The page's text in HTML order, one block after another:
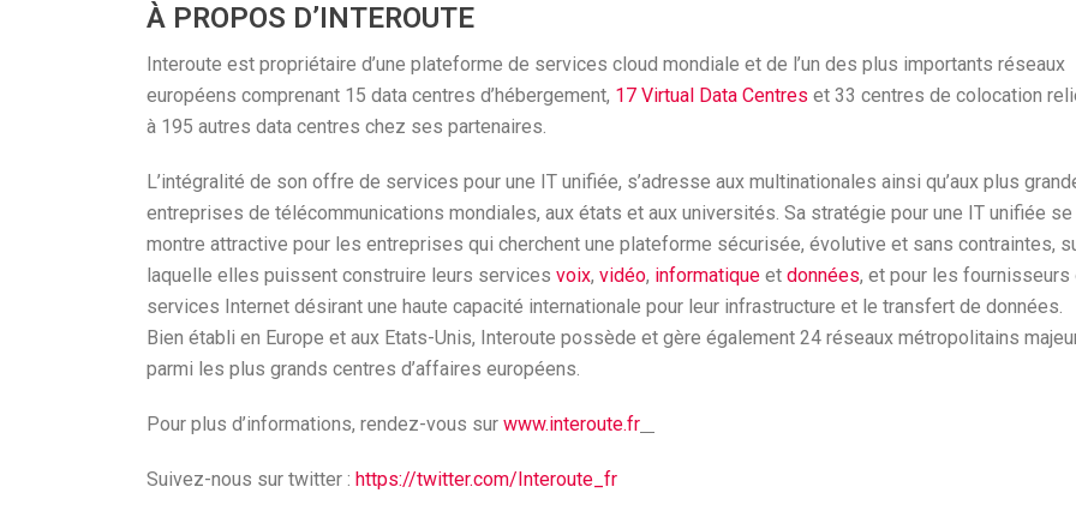
À PROPOS D’INTEROUTE
Interoute est propriétaire d’une plateforme de services cloud mondiale et de l’un des plus importants réseaux
européens comprenant 15 data centres d’hébergement, 17 Virtual Data Centres et 33 centres de colocation
à 195 autres data centres chez ses partenaires.
L’intégralité de son offre de services pour une IT unifiée, s’adresse aux multinationales ainsi qu’aux plus
entreprises de télécommunications mondiales, aux états et aux universités. Sa stratégie pour une IT unifiée se
montre attractive pour les entreprises qui cherchent une plateforme sécurisée, évolutive et sans contraintes,
laquelle elles puissent construire leurs services voix, vidéo, informatique et données, et pour les fournisseurs
services Internet désirant une haute capacité internationale pour leur infrastructure et le transfert de données.
Bien établi en Europe et aux Etats-Unis, Interoute possède et gère également 24 réseaux métropolitains
parmi les plus grands centres d’affaires européens.
Pour plus d’informations, rendez-vous sur www.interoute.fr
Suivez-nous sur twitter : https://twitter.com/Interoute_fr